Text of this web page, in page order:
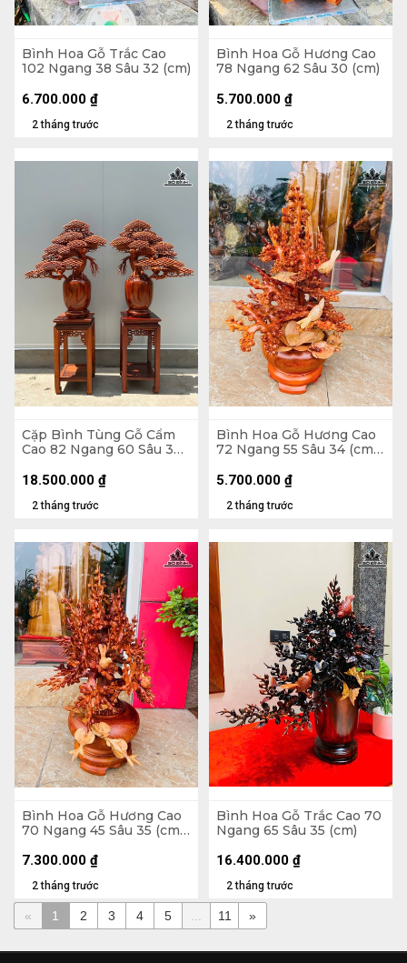
Bình Hoa Gỗ Trắc Cao
102 Ngang 38 Sâu 32 (cm)
2 tháng trước
6.700.000 ₫
Bình Hoa Gỗ Hương Cao
78 Ngang 62 Sâu 30 (cm)
2 tháng trước
5.700.000 ₫
Cặp Bình Tùng Gỗ Cẩm
Cao 82 Ngang 60 Sâu 30
2 tháng trước
18.500.000 ₫
Bình Hoa Gỗ Hương Cao
72 Ngang 55 Sâu 34 (cm)
2 tháng trước
5.700.000 ₫
Bình Hoa Gỗ Hương Cao
70 Ngang 45 Sâu 35 (cm)
2 tháng trước
7.300.000 ₫
Bình Hoa Gỗ Trắc Cao 70
Ngang 65 Sâu 35 (cm)
2 tháng trước
16.400.000 ₫
« 1 2 3 4 5 11 »